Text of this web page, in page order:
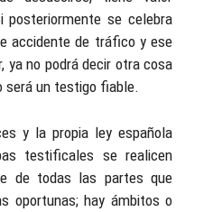
posteriormente se celebra
accidente de tráfico y ese
no podrá decir otra cosa
será un testigo fiable.
y la propia ley española
testificales se realicen
de todas las partes que
oportunas; hay ámbitos o